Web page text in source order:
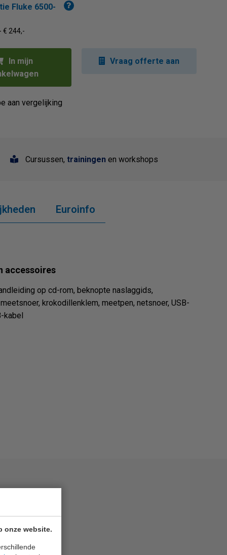
onze website.
Fluke 6500-
- € 244,-
In mijn
Vraag offerte aan
aan vergelijking
Cursussen, trainingen en workshops
Euroinfo
accessoires
op cd-rom, beknopte naslaggids,
krokodillenklem, meetpen, netsnoer, USB-
kabel